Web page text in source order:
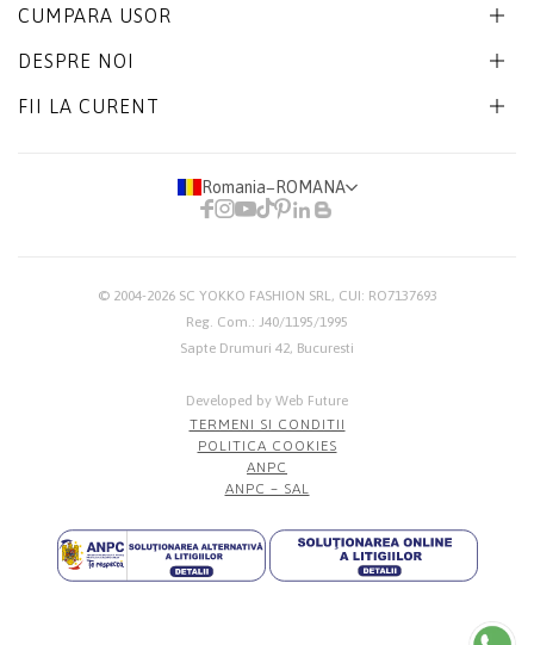
CUMPARA USOR
DESPRE NOI
FII LA CURENT
Romania− ROMANA
© 2004-2026 SC YOKKO FASHION SRL, CUI: RO7137693
Reg. Com.: J40/1195/1995
Sapte Drumuri 42, Bucuresti
Developed by Web Future
TERMENI SI CONDITII
POLITICA COOKIES
ANPC
ANPC – SAL